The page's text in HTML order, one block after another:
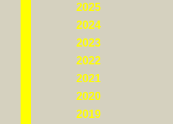
2025
2024
2023
2022
2021
2020
2019